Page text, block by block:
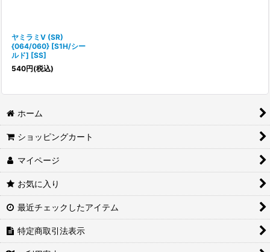
ヤミラミV (SR)
{064/060} [S1H/シー
ルド] [SS]
540円(税込)
ホーム
ショッピングカート
マイページ
お気に入り
最近チェックしたアイテム
特定商取引法表示